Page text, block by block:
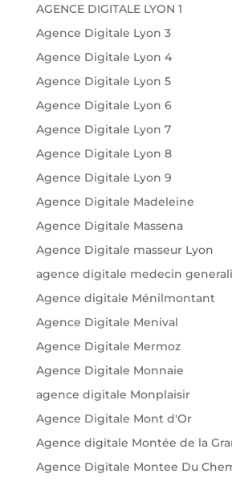
AGENCE DIGITALE LYON 1
Agence Digitale Lyon 3
Agence Digitale Lyon 4
Agence Digitale Lyon 5
Agence Digitale Lyon 6
Agence Digitale Lyon 7
Agence Digitale Lyon 8
Agence Digitale Lyon 9
Agence Digitale Madeleine
Agence Digitale Massena
Agence Digitale masseur Lyon
agence digitale medecin
Agence digitale Ménilmontant
Agence Digitale Menival
Agence Digitale Mermoz
Agence Digitale Monnaie
agence digitale Monplaisir
Agence Digitale Mont d'Or
Agence digitale Montée de la
Agence Digitale Montee Du